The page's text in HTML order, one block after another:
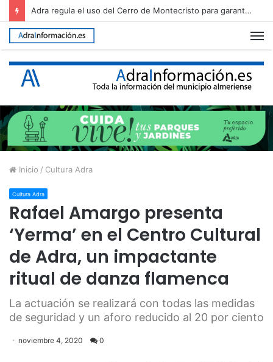
Adra regula el uso del Cerro de Montecristo para garantizar su conservación
Inicio / Cultura Adra
Cultura Adra
Rafael Amargo presenta
‘Yerma’ en el Centro Cultural
de Adra, un impactante
ritual de danza flamenca
La actuación se realizará con todas las medidas
de seguridad y un aforo reducido al 20 por ciento
noviembre 4, 2020 0